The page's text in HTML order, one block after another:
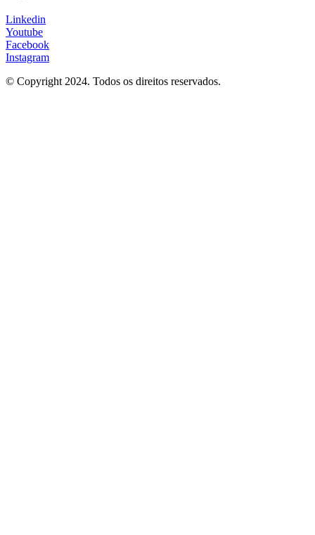
Linkedin
Youtube
Facebook
Instagram
© Copyright 2024. Todos os direitos reservados.